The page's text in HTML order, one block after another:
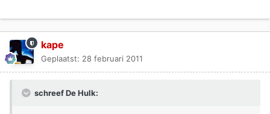
kape
Geplaatst: 28 februari 2011
schreef De Hulk: